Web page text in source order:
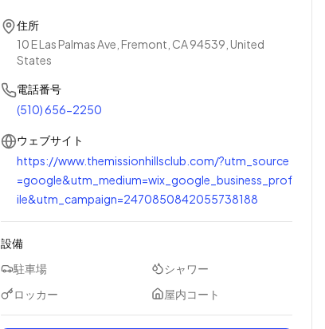
住所
10 E Las Palmas Ave, Fremont, CA 94539, United
States
電話番号
(510) 656-2250
ウェブサイト
https://www.themissionhillsclub.com/?utm_source
=google&utm_medium=wix_google_business_prof
ile&utm_campaign=2470850842055738188
設備
駐車場
シャワー
ロッカー
屋内コート